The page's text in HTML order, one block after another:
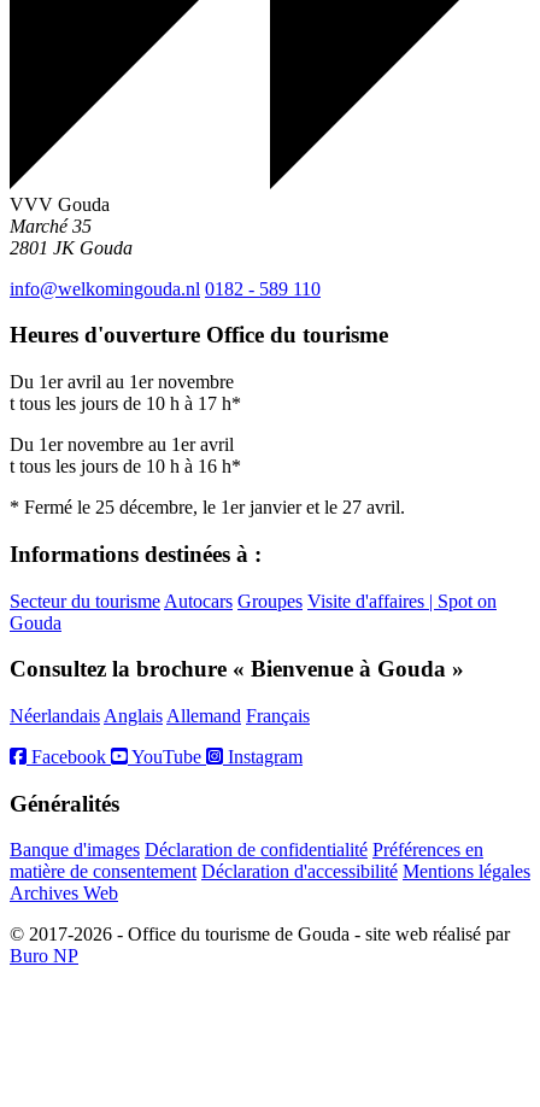
VVV Gouda
Marché 35
2801 JK Gouda
info@welkomingouda.nl 0182 - 589 110
Heures d'ouverture Office du tourisme
Du 1er avril au 1er novembre
t tous les jours de 10 h à 17 h*
Du 1er novembre au 1er avril
t tous les jours de 10 h à 16 h*
* Fermé le 25 décembre, le 1er janvier et le 27 avril.
Informations destinées à :
Secteur du tourisme Autocars Groupes Visite d'affaires | Spot on
Gouda
Consultez la brochure « Bienvenue à Gouda »
Néerlandais Anglais Allemand Français
Facebook
YouTube Instagram
Généralités
Banque d'images Déclaration de confidentialité Préférences en
matière de consentement Déclaration d'accessibilité Mentions légales
Archives Web
© 2017-2026 - Office du tourisme de Gouda - site web réalisé par
Buro NP